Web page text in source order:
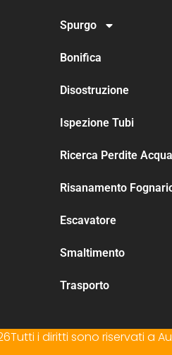
Spurgo
Bonifica
Disostruzione
Ispezione Tubi
Ricerca Perdite Acqua
Risanamento
Escavatore
Smaltimento
Trasporto
i diritti sono riservati a